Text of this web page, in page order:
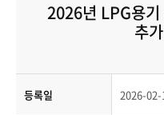
2026년 LPG용기
추
등록일 2026-02-